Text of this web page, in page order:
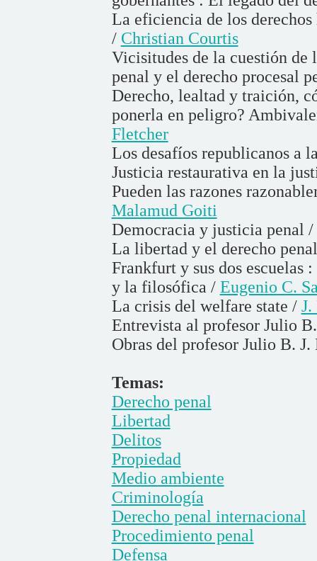
La eficiencia de los
/ Christian Courtis
Vicisitudes de la cuestión de
penal y el derecho procesal
Derecho, lealtad y traición,
ponerla en peligro?
Fletcher
Los desafíos republicanos a
Justicia restaurativa en la
Pueden las razones
Malamud Goiti
Democracia y justicia penal /
La libertad y el derecho
Frankfurt y sus dos escuelas
y la filosófica / Eugenio C.
La crisis del welfare state / J.
Entrevista al profesor Julio
Obras del profesor Julio B. J.
Temas:
Derecho penal
Libertad
Delitos
Propiedad
Medio ambiente
Criminología
Derecho penal internacional
Procedimiento penal
Defensa